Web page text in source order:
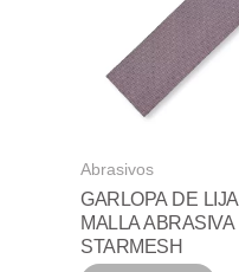
Abrasivos
GARLOPA DE LIJA
MALLA ABRASIVA
STARMESH